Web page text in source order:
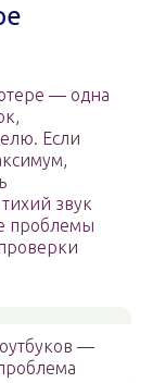
— одна
Если
звук
проблемы
—